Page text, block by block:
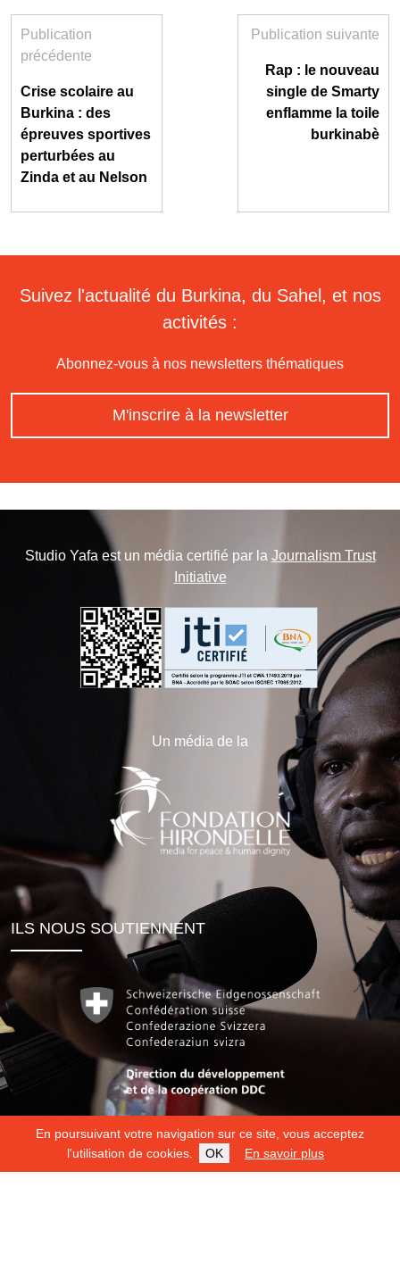
En poursuivant votre navigation sur ce site, vous acceptez
l'utilisation de cookies.
OK En savoir plus
Publication
précédente
Crise scolaire au
Burkina : des
épreuves sportives
perturbées au
Zinda et au Nelson
Publication suivante
Rap : le nouveau
single de Smarty
enflamme la toile
burkinabè
Suivez l'actualité du Burkina, du Sahel, et nos
activités :
Abonnez-vous à nos newsletters thématiques
M'inscrire à la newsletter
Studio Yafa est un média certifié par la Journalism Trust
Initiative
Un média de la
ILS NOUS SOUTIENNENT